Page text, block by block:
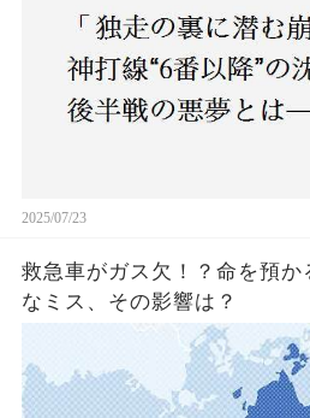
2025/07/23
救急車がガス欠！？命を預か
なミス、その影響は？